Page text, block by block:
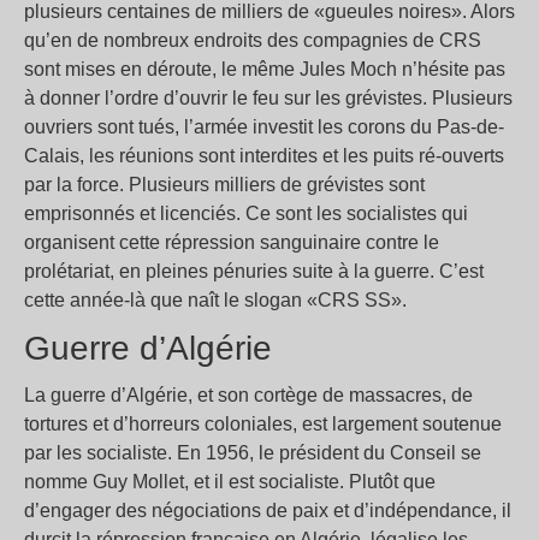
plusieurs centaines de milliers de «gueules noires». Alors
qu’en de nombreux endroits des compagnies de CRS
sont mises en déroute, le même Jules Moch n’hésite pas
à donner l’ordre d’ouvrir le feu sur les grévistes. Plusieurs
ouvriers sont tués, l’armée investit les corons du Pas-de-
Calais, les réunions sont interdites et les puits ré-ouverts
par la force. Plusieurs milliers de grévistes sont
emprisonnés et licenciés. Ce sont les socialistes qui
organisent cette répression sanguinaire contre le
prolétariat, en pleines pénuries suite à la guerre. C’est
cette année-là que naît le slogan «CRS SS».
Guerre d’Algérie
La guerre d’Algérie, et son cortège de massacres, de
tortures et d’horreurs coloniales, est largement soutenue
par les socialiste. En 1956, le président du Conseil se
nomme Guy Mollet, et il est socialiste. Plutôt que
d’engager des négociations de paix et d’indépendance, il